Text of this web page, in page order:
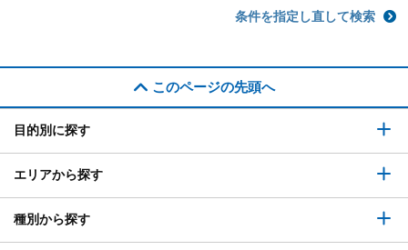
条件を指定し直して検索
このページの先頭へ
目的別に探す
エリアから探す
種別から探す